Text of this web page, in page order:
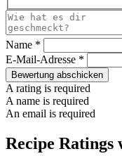
Name *
E-Mail-Adresse *
Bewertung abschicken
A rating is required
A name is required
An email is required
Recipe Ratings